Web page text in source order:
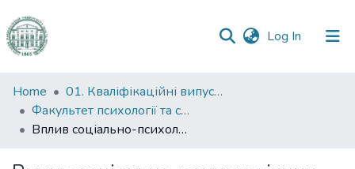
Log In (current)
Communities
&
Collections
Home
01. Кваліфікаційні випускні роботи здобувачів вищої освіти
Факультет психології та соціальної роботи
Вплив соціально-психологічних чинників на контекстність вищої освіти Одеської області